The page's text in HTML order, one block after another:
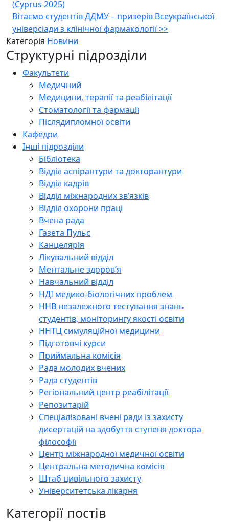
(Cyprus 2025)
Вітаємо студентів ДДМУ – призерів Всеукраїнської
універсіади з клінічної фармакології>>
Категорія Новини
Структурні підрозділи
Факультети
Медичний
Медицини, терапії та реабілітації
Стоматології та фармації
Післядипломної освіти
Кафедри
Інші підрозділи
Бібліотека
Відділ аспірантури та докторантури
Відділ кадрів
Відділ міжнародних зв’язків
Відділ охорони праці
Вчена рада
Газета Пульс
Канцелярія
Лікувальний відділ
Ментальне здоров’я
Навчальний відділ
НДІ медико-біологічних проблем
ННВ незалежного тестування знань
студентів, моніторингу якості освіти
ННТЦ симуляційної медицини
Підготовчі курси
Приймальна комісія
Рада молодих вчених
Рада студентів
Регіональний центр реабілітації
Репозитарій
Спеціалізовані вчені ради із захисту
дисертацій на здобуття ступеня доктора
філософії
Центр міжнародної медичної освіти
Центральна методична комісія
Штаб цивільного захисту
Університетська лікарня
Категорії постів